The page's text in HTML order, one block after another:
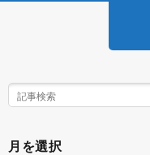
月を選択